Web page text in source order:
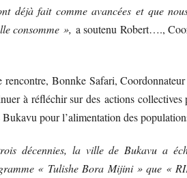
déjà fait comme avancées et que
consomme », a soutenu Robert….,
rencontre, Bonnke Safari,
à réfléchir sur des actions
pour l’alimentation des
décennies, la ville de Bukavu a
« Tulishe Bora Mijini » que «